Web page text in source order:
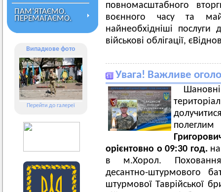
ПАМ’ЯТАЄМО.
ПЕРЕМАГАЄМО.
Випадкове фото
Перейти до галереї
повномасштабного
воєнного часу та
найнеобхідніші послуги
військові облігації,
Увага! Важливе
орієнтовно о 09:30 год.на
в м.Хорол. Поховання
десантно-штурмового
штурмової Таврійської